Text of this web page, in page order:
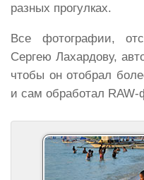
разных прогулках.
Все фотографии,
Сергею Лахардову,
чтобы он отобрал
и сам обработал